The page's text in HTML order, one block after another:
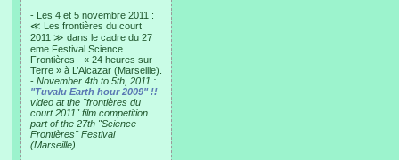
- Les 4 et 5 novembre 2011 :
≪ Les frontières du court
2011 ≫ dans le cadre du 27
eme Festival Science
Frontières - « 24 heures sur
Terre » à L’Alcazar (Marseille).
- November 4th to 5th, 2011 :
"Tuvalu Earth hour 2009" !!
video at the "frontières du
court 2011" film competition
part of the 27th "Science
Frontières" Festival
(Marseille).